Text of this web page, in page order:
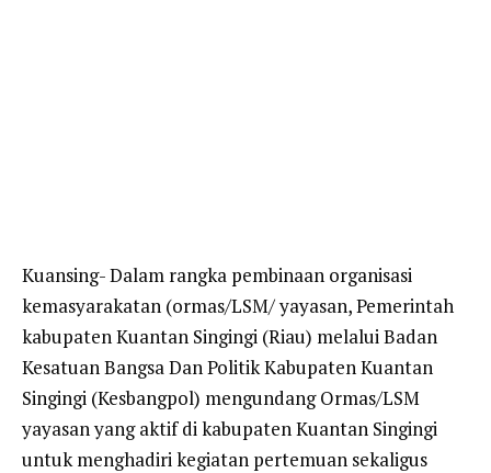
Kuansing- Dalam rangka pembinaan organisasi
kemasyarakatan (ormas/LSM/ yayasan, Pemerintah
kabupaten Kuantan Singingi (Riau) melalui Badan
Kesatuan Bangsa Dan Politik Kabupaten Kuantan
Singingi (Kesbangpol) mengundang Ormas/LSM
yayasan yang aktif di kabupaten Kuantan Singingi
untuk menghadiri kegiatan pertemuan sekaligus